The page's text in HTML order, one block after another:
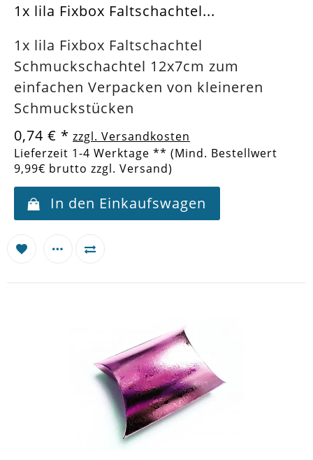
1x lila Fixbox Faltschachtel...
1x lila Fixbox Faltschachtel
Schmuckschachtel 12x7cm zum
einfachen Verpacken von kleineren
Schmuckstücken
0,74 € * zzgl. Versandkosten
Lieferzeit 1-4 Werktage ** (Mind. Bestellwert
9,99€ brutto zzgl. Versand)
In den Einkaufswagen